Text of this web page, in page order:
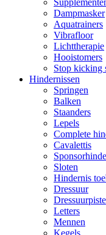
Dampmasker
Aquatrainers
Vibrafloor
Lichttherapie
Hooistomers
Stop kicking
Hindernissen
Springen
Balken
Staanders
Lepels
Complete
Cavalettis
Sloten
Hindernis
Dressuur
Dressuurpiste
Letters
Mennen
Kegels